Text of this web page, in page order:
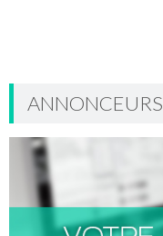
ANNONCEURS